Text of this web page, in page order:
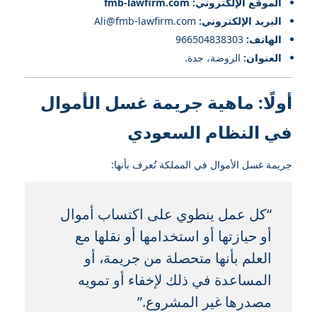
البريد الإلكتروني: Ali@fmb-lawfirm.com
الهاتف: 966504838303
العنوان: الروضة، جدة.
أولًا: ماهية جريمة غسل الأموال
في النظام السعودي
جريمة غسل الأموال في المملكة تُعرف بأنها:
“كل عمل ينطوي على اكتساب أموال
أو حيازتها أو استخدامها أو نقلها مع
العلم بأنها متحصلة من جريمة، أو
المساعدة في ذلك لإخفاء أو تمويه
مصدرها غير المشروع.”